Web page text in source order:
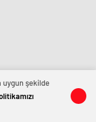
uygun şekilde